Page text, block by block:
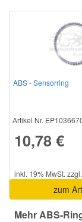
ABS - Sensorring
Artikel Nr.
10,78 €
inkl. 19% MwSt. zzgl.
zum
Mehr ABS-
Porsche
Seat
Smart
Suzuki
Toyota